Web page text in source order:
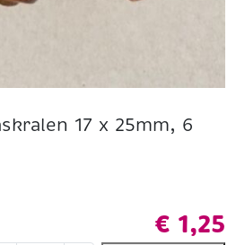
17 x 25mm, 6
€ 1,25